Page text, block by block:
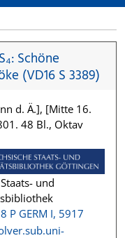
Schöne
(VD16 S 3389)
d. Ä.], [Mitte 16.
48 Bl., Oktav
und
8 P GERM I, 5917